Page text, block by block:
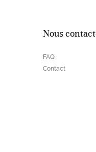
Nous
FAQ
Contact